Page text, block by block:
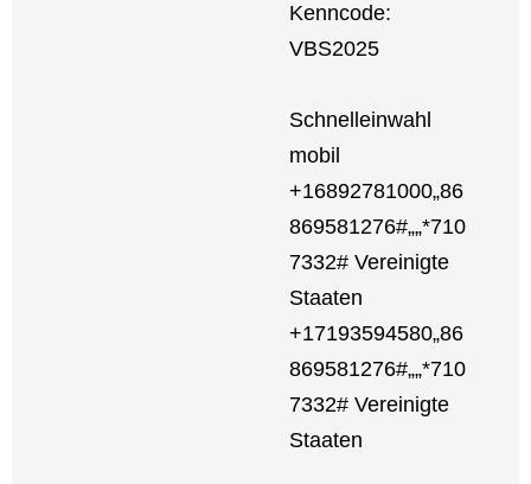
Kenn­code:
VBS2025
Schnell­ein­wahl
mobil
+16892781000„86
869581276#„„*710
7332# Ver­ei­nig­te
Staa­ten
+17193594580„86
869581276#„„*710
7332# Ver­ei­nig­te
Staa­ten